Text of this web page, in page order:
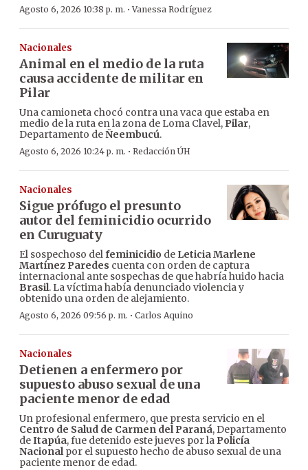
Agosto 6, 2026 10:38 p. m. ·Vanessa Rodríguez
Nacionales
Animal en el medio de la ruta
causa accidente de militar en
Pilar
Una camioneta chocó contra una vaca que estaba en
medio de la ruta en la zona de Loma Clavel, Pilar,
Departamento deÑeembucú.
Agosto 6, 2026 10:24 p. m. · Redacción ÚH
Nacionales
Sigue prófugo el presunto
autor del feminicidio ocurrido
en Curuguaty
El sospechoso delfeminicidio de Leticia Marlene
Martínez Paredes cuenta con orden de captura
internacional ante sospechas de que habría huido hacia
Brasil. La víctima había denunciado violencia y
obtenido una orden de alejamiento.
Agosto 6, 2026 09:56 p. m. · Carlos Aquino
Nacionales
Detienen a enfermero por
supuesto abuso sexual de una
paciente menor de edad
Un profesional enfermero, que presta servicio en el
Centro de Salud de Carmen del Paraná, Departamento
deItapúa, fue detenido este jueves por la Policía
Nacionalpor el supuesto hecho de abuso sexual de una
paciente menor de edad.